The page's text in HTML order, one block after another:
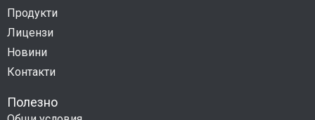
Продукти
Лицензи
Новини
Контакти
Полезно